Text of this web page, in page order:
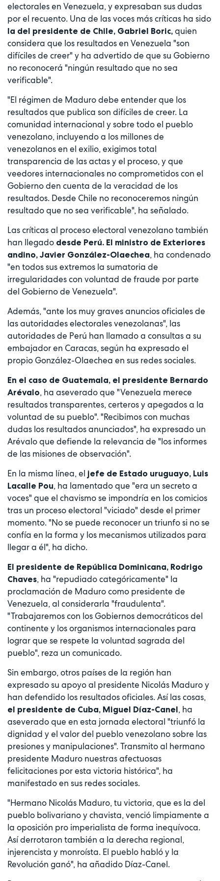
electorales en Venezuela, y expresaban sus dudas
por el recuento. Una de las voces más críticas ha sido
la del presidente de Chile, Gabriel Boric, quien
considera que los resultados en Venezuela "son
difíciles de creer" y ha advertido de que su Gobierno
no reconocerá "ningún resultado que no sea
verificable".
"El régimen de Maduro debe entender que los
resultados que publica son difíciles de creer. La
comunidad internacional y sobre todo el pueblo
venezolano, incluyendo a los millones de
venezolanos en el exilio, exigimos total
transparencia de las actas y el proceso, y que
veedores internacionales no comprometidos con el
Gobierno den cuenta de la veracidad de los
resultados. Desde Chile no reconoceremos ningún
resultado que no sea verificable", ha señalado.
Las críticas al proceso electoral venezolano también
han llegado desde Perú. El ministro de Exteriores
andino, Javier González-Olaechea, ha condenado
"en todos sus extremos la sumatoria de
irregularidades con voluntad de fraude por parte
del Gobierno de Venezuela".
Además, "ante los muy graves anuncios oficiales de
las autoridades electorales venezolanas", las
autoridades de Perú han llamado a consultas a su
embajador en Caracas, según ha expresado el
propio González-Olaechea en sus redes sociales.
En el caso de Guatemala, el presidente Bernardo
Arévalo, ha aseverado que "Venezuela merece
resultados transparentes, certeros y apegados a la
voluntad de su pueblo". "Recibimos con muchas
dudas los resultados anunciados", ha expresado un
Arévalo que defiende la relevancia de "los informes
de las misiones de observación".
En la misma línea, el jefe de Estado uruguayo, Luis
Lacalle Pou, ha lamentado que "era un secreto a
voces" que el chavismo se impondría en los comicios
tras un proceso electoral "viciado" desde el primer
momento. "No se puede reconocer un triunfo si no se
confía en la forma y los mecanismos utilizados para
llegar a él", ha dicho.
El presidente de República Dominicana, Rodrigo
Chaves, ha "repudiado categóricamente" la
proclamación de Maduro como presidente de
Venezuela, al considerarla "fraudulenta".
"Trabajaremos con los Gobiernos democráticos del
continente y los organismos internacionales para
lograr que se respete la voluntad sagrada del
pueblo", reza un comunicado.
Sin embargo, otros países de la región han
expresado su apoyo al presidente Nicolás Maduro y
han defendido los resultados oficiales. Así las cosas,
el presidente de Cuba, Miguel Díaz-Canel, ha
aseverado que en esta jornada electoral "triunfó la
dignidad y el valor del pueblo venezolano sobre las
presiones y manipulaciones". Transmito al hermano
presidente Maduro nuestras afectuosas
felicitaciones por esta victoria histórica", ha
manifestado en sus redes sociales.
"Hermano Nicolás Maduro, tu victoria, que es la del
pueblo bolivariano y chavista, venció limpiamente a
la oposición pro imperialista de forma inequívoca.
Así derrotaron también a la derecha regional,
injerencista y monroísta. El pueblo habló y la
Revolución ganó", ha añadido Díaz-Canel.